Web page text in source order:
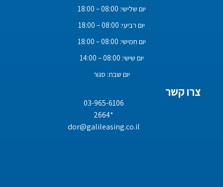
יום שלישי: 08:00 – 18:00
יום רביעי: 08:00 – 18:00
יום חמישי: 08:00 – 18:00
יום שישי: 08:00 – 14:00
יום שבת: סגור
צרו קשר
03-965-6106
*2664
dor@galileasing.co.il